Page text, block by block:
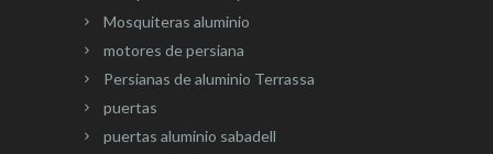
Mosquiteras aluminio
motores de persiana
Persianas de aluminio Terrassa
puertas
puertas aluminio sabadell